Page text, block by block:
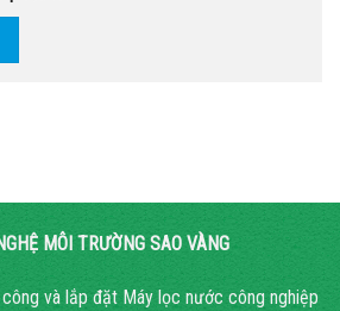
MÔI TRƯỜNG SAO VÀNG
và lắp đặt Máy lọc nước công nghiệp